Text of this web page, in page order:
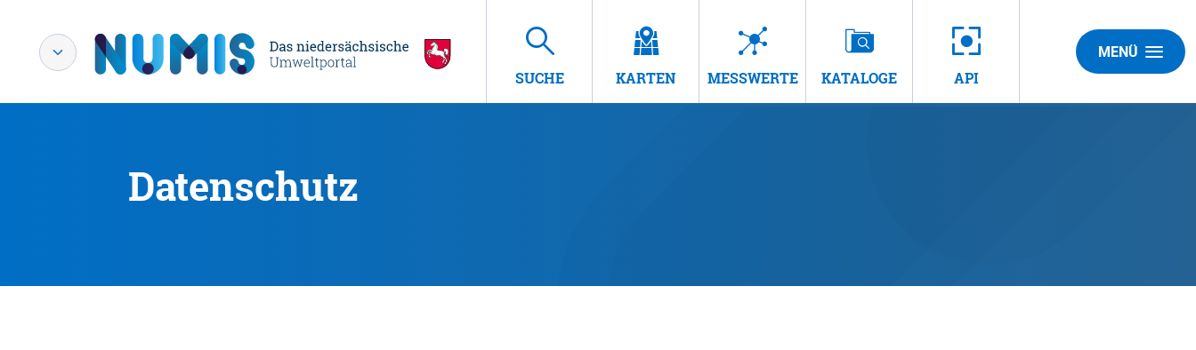
SUCHE KARTEN MESSWERTE KATALOGE API
MENÜ
Datenschutz